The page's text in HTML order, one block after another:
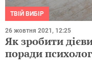
ТВІЙ ВИБІР
26 жовтня 2021, 12:25
Як зробити
поради